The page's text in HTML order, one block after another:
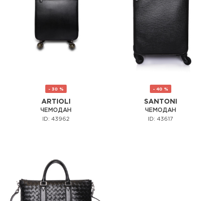
- 30 %
ARTIOLI
ЧЕМОДАН
ID: 43962
- 40 %
SANTONI
ЧЕМОДАН
ID: 43617